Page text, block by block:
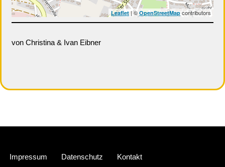
Leaflet| © OpenStreetMapcontributors
von Christina & Ivan Eibner
Impressum Datenschutz Kontakt